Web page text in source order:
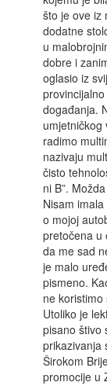
što je ove iz
dodatne
u
dobre i
oglasio iz
događanja.
umjetničkog
radimo
nazivaju
čisto
ni B”.
Nisam
o mojoj
pretočena u
da me sad
je malo
pismeno.
ne
Utoliko je
pisano štivo
prikazivanja
Širokom
promocije u